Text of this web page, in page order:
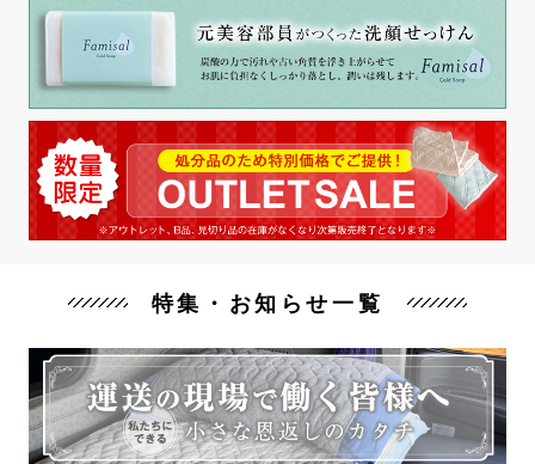
特集・お知らせ一覧